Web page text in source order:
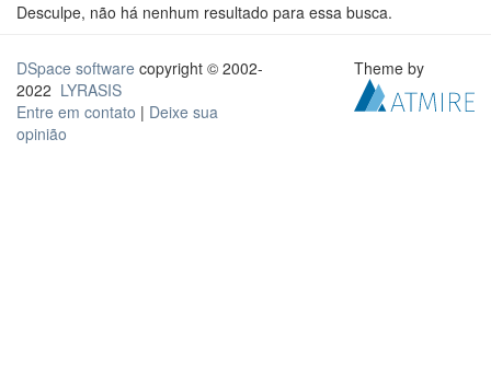
Desculpe, não há nenhum resultado para essa busca.
DSpace software copyright © 2002-
2022 LYRASIS
Entre em contato | Deixe sua
opinião
Theme by